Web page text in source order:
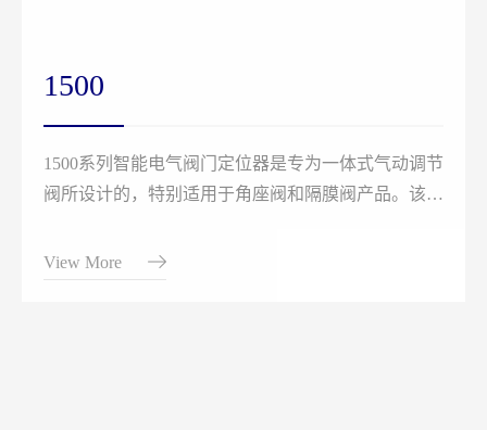
1500
1500系列智能电气阀门定位器是专为一体式气动调节
阀所设计的，特别适用于角座阀和隔膜阀产品。该产
通过检测位移传感器信号，对阀位进行快速精确调
节。
View More